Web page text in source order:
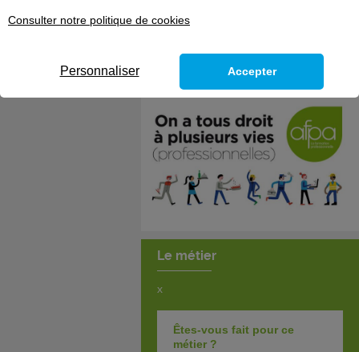
Le métier
x
Êtes-vous fait pour ce
métier ?
Consulter notre politique de cookies
Personnaliser Accepter